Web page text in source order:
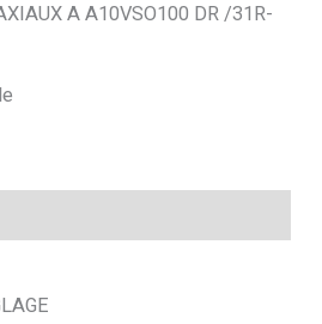
A A10VSO100 DR /31R-